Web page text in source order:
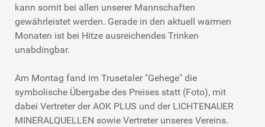
kann somit bei allen unserer Mannschaften
gewährleistet werden. Gerade in den aktuell warmen
Monaten ist bei Hitze ausreichendes Trinken
unabdingbar.
Am Montag fand im Trusetaler "Gehege" die
symbolische Übergabe des Preises statt (Foto), mit
dabei Vertreter der AOK PLUS und der LICHTENAUER
MINERALQUELLEN sowie Vertreter unseres Vereins.